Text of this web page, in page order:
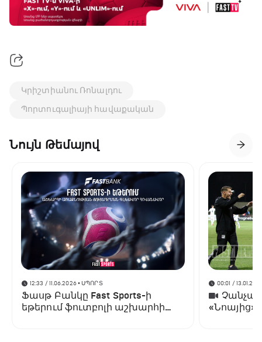
Կրիշտիանու Ռոնալդու
Պորտուգալիայի հավաքական
Նույն Թեմայով
12:33 / 11.06.2026• ՍՊՈՐՏ
Ֆասթ Բանկը Fast Sports-ի
եթերում ֆուտբոլի աշխարհի
00:01 /
«Նոայից»